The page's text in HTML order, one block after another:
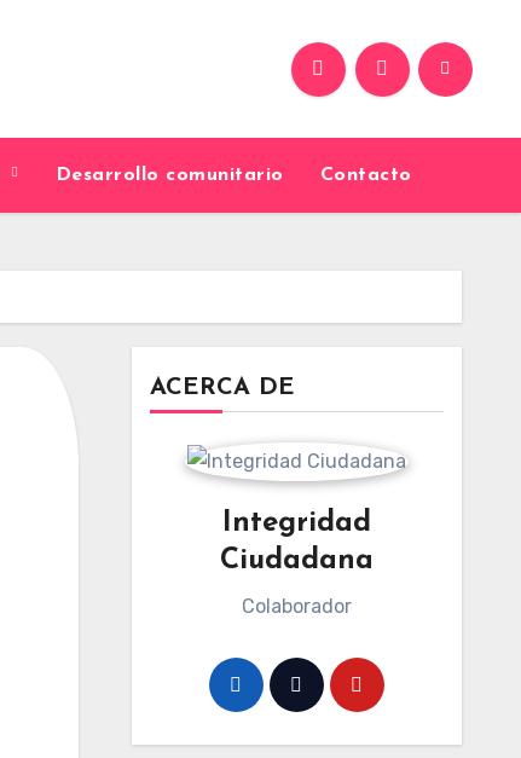
Desarrollo comunitario Contacto
ACERCA DE
Integridad
Ciudadana
Colaborador